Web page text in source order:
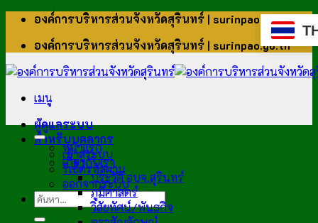
ข้าม
เนื้อหา
องค์การบริหารส่วนจังหวัดสุรินทร์ | surinpao.go.th
องค์การบริหารส่วนจังหวัดสุรินทร์ | surinpao.go.th
เมนู
ผู้ดูแลระบบ
สำหรับบุคลากร
เข้าสู่ระบบ
รีเซ็ตรหัสผ่าน
ออกจากระบบ
หน้าแรก
เกี่ยวกับเรา
ประวัติ อบจ.สุรินทร์
ภูมิศาสตร์
วิสัยทัศน์/พันธกิจ